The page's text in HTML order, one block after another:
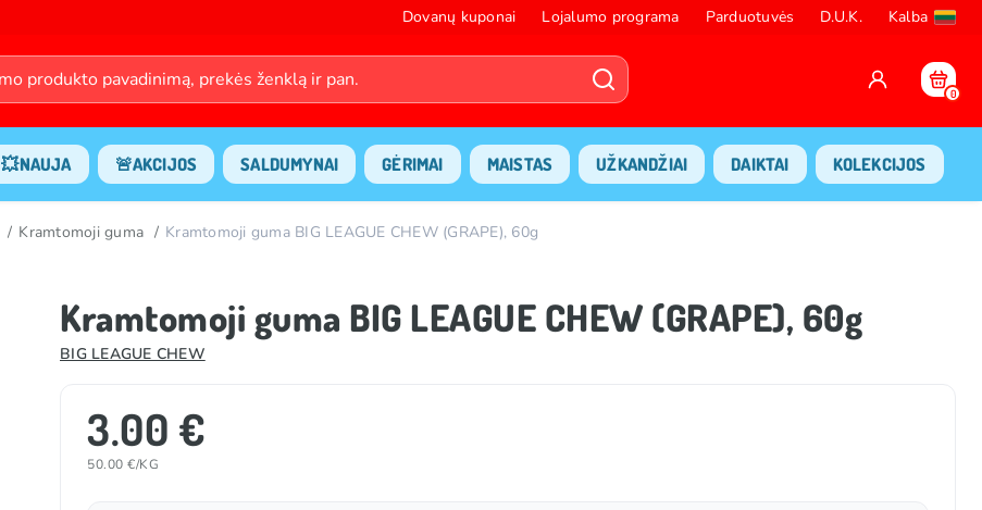
Dovanų kuponai Lojalumo programa Parduotuvės D.U.K. Kalba
0
💥NAUJA 🚨AKCIJOS SALDUMYNAI GĖRIMAI MAISTAS UŽKANDŽIAI DAIKTAI KOLEKCIJOS
Kramtomoji guma Kramtomoji guma BIG LEAGUE CHEW (GRAPE), 60g
Kramtomoji guma BIG LEAGUE CHEW (GRAPE), 60g
BIG LEAGUE CHEW
3.00 €
50.00 €/KG